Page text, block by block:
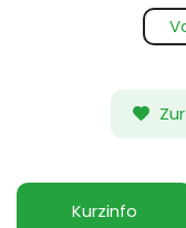
Kurzinfo